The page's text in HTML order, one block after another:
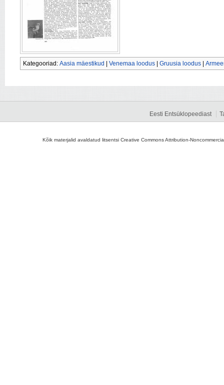
Kategooriad: Aasia mäestikud Venemaa loodus Gruusia loodus
Eesti Entsüklopeediast
Kõik materjalid avaldatud litsentsi Creative Commons Attribution-